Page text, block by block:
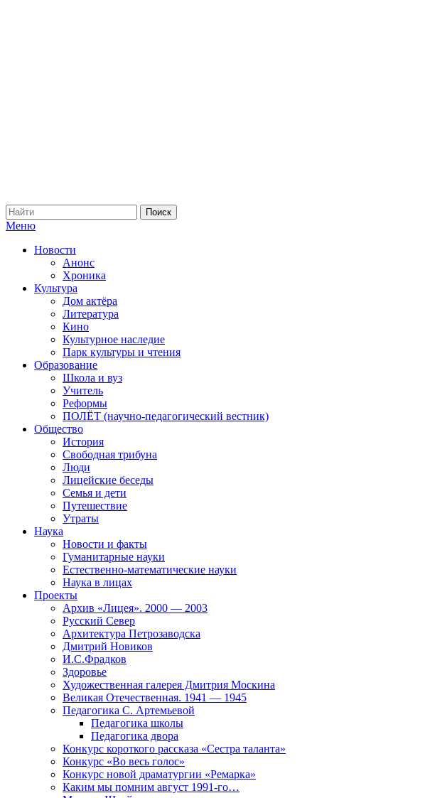
Меню
Новости
Анонс
Хроника
Культура
Дом актёра
Литература
Кино
Культурное наследие
Парк культуры и чтения
Образование
Школа и вуз
Учитель
Реформы
ПОЛЁТ (научно-педагогический вестник)
Общество
История
Свободная трибуна
Люди
Лицейские беседы
Семья и дети
Путешествие
Утраты
Наука
Новости и факты
Гуманитарные науки
Естественно-математические науки
Наука в лицах
Проекты
Архив «Лицея». 2000 — 2003
Русский Север
Архитектура Петрозаводска
Дмитрий Новиков
И.С.Фрадков
Здоровье
Художественная галерея Дмитрия Москина
Великая Отечественная. 1941 — 1945
Педагогика С. Артемьевой
Педагогика школы
Педагогика двора
Конкурс короткого рассказа «Сестра таланта»
Конкурс «Во весь голос»
Конкурс новой драматургии «Ремарка»
Каким мы помним август 1991-го…